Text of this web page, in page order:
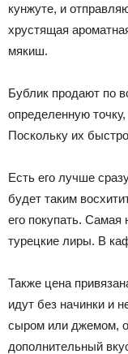
кунжуте, и
хрустящая
мякиш.
Бублик продают по
определенную
Поскольку их
Есть его лучше
будет таким
его покупать. Самая
турецкие лиры. В
Также цена
идут без начинки и
сыром или джемом,
дополнительный